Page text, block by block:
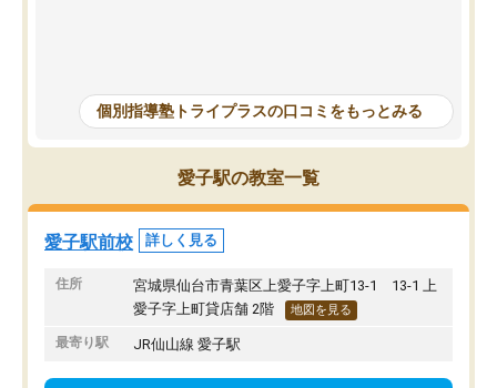
た。難しい問題では解説をより細かく
書いてくれたりと、生徒一人一人に合
った授業を考えてくれます。
を教えて頂き出来ないこ
うになった、覚えられた
ころ見て、見捨てず教え
方で通ってよかったと思
個別指導塾トライプラスの口コミをもっとみる
愛子駅の教室一覧
愛子駅前校 詳しく見る
住所
宮城県仙台市青葉区上愛子字上町13-1 13-1 上
愛子字上町貸店舗 2階
地図を見る
最寄り駅 JR仙山線 愛子駅